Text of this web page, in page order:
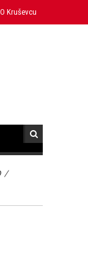
O Kruševcu
/